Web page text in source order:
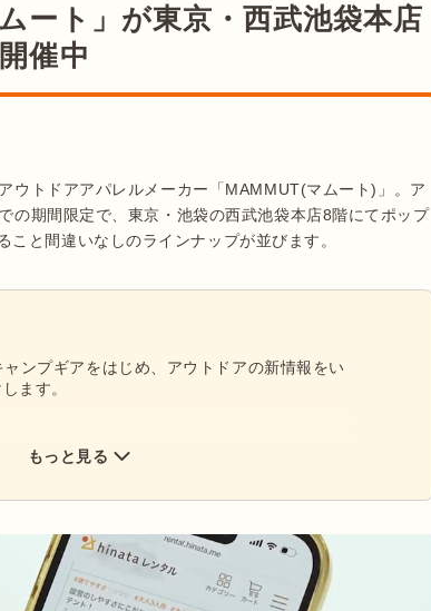
ート」が東京・西武池袋本店
催中
ウトドアアパレルメーカー「MAMMUT(マムート)」。ア
の期間限定で、東京・池袋の西武池袋本店8階にてポップ
と間違いなしのラインナップが並びます。
ンプギアをはじめ、アウトドアの新情報をい
ます。
もっと見る